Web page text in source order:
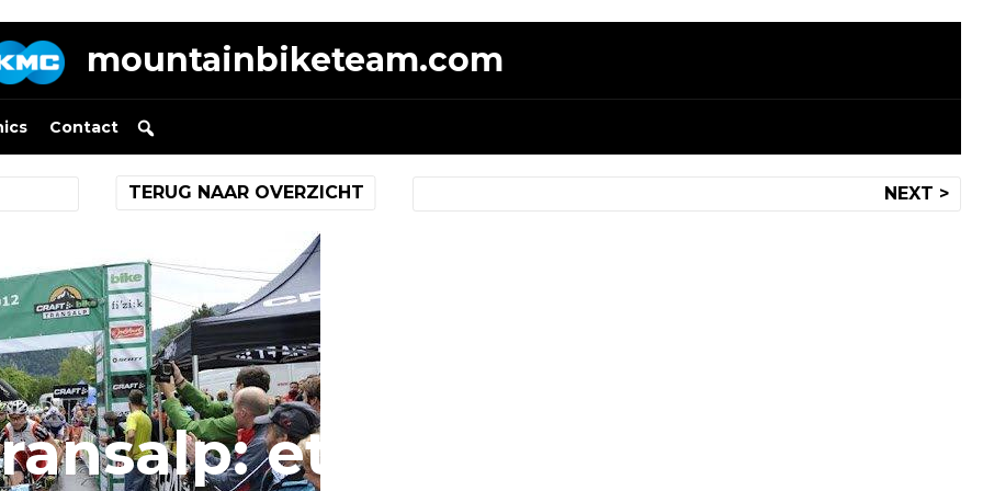
mountainbiketeam.com
Contact
NEXT >
TERUG NAAR OVERZICHT
etappe 1